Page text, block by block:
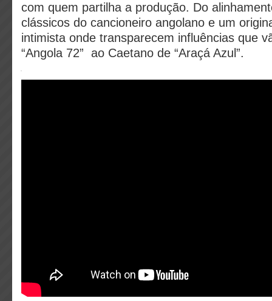
com quem partilha a produção. Do
clássicos do cancioneiro angolano e um
intimista onde transparecem influências que
“Angola 72” ao Caetano de “Araçá Azul”.